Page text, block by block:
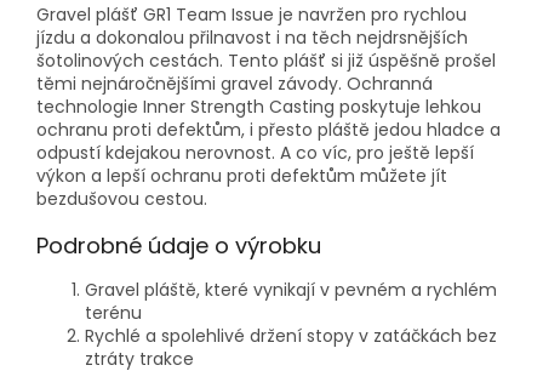
Gravel plášť GR1 Team Issue je navržen pro rychlou
jízdu a dokonalou přilnavost i na těch nejdrsnějších
šotolinových cestách. Tento plášť si již úspěšně prošel
těmi nejnáročnějšími gravel závody. Ochranná
technologie Inner Strength Casting poskytuje lehkou
ochranu proti defektům, i přesto pláště jedou hladce a
odpustí kdejakou nerovnost. A co víc, pro ještě lepší
výkon a lepší ochranu proti defektům můžete jít
bezdušovou cestou.
Podrobné údaje o výrobku
Gravel pláště, které vynikají v pevném a rychlém
terénu
Rychlé a spolehlivé držení stopy v zatáčkách bez
ztráty trakce